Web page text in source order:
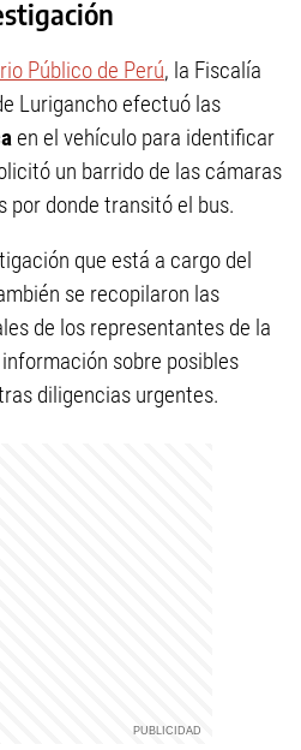
Público de Perú, la Fiscalía
Lurigancho efectuó las
en el vehículo para identificar
un barrido de las cámaras
por donde transitó el bus.
que está a cargo del
se recopilaron las
de los representantes de la
sobre posibles
diligencias urgentes.